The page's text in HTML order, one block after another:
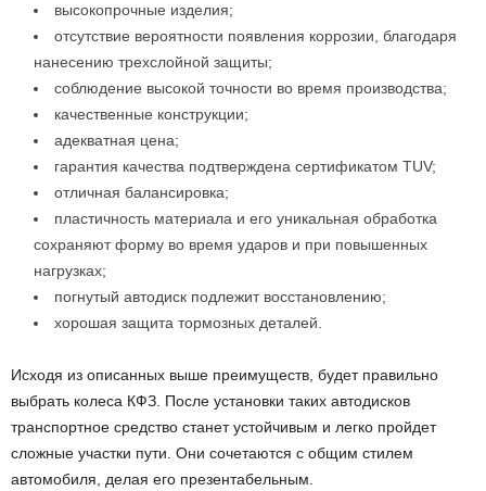
высокопрочные изделия;
отсутствие вероятности появления коррозии, благодаря
нанесению трехслойной защиты;
соблюдение высокой точности во время производства;
качественные конструкции;
адекватная цена;
гарантия качества подтверждена сертификатом TUV;
отличная балансировка;
пластичность материала и его уникальная обработка
сохраняют форму во время ударов и при повышенных
нагрузках;
погнутый автодиск подлежит восстановлению;
хорошая защита тормозных деталей.
Исходя из описанных выше преимуществ, будет правильно
выбрать колеса КФЗ. После установки таких автодисков
транспортное средство станет устойчивым и легко пройдет
сложные участки пути. Они сочетаются с общим стилем
автомобиля, делая его презентабельным.